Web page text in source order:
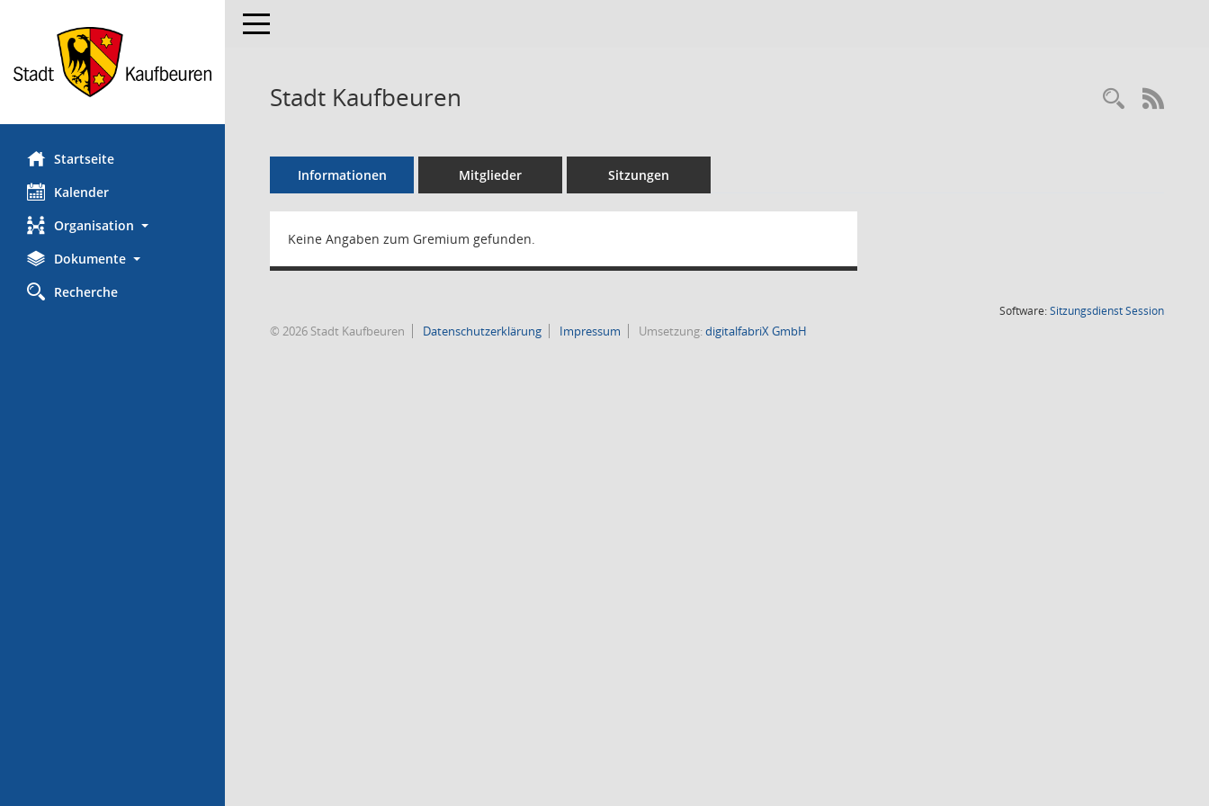
Startseite
Kalender
Organisation
Dokumente
Recherche
Toggle navigation
Stadt Kaufbeuren
Informationen Mitglieder Sitzungen
Keine Angaben zum Gremium gefunden.
Software:SitzungsdienstSession(Wird in
© 2026 Stadt Kaufbeuren Datenschutzerklärung Impressum Umsetzung:digitalfabriX GmbH